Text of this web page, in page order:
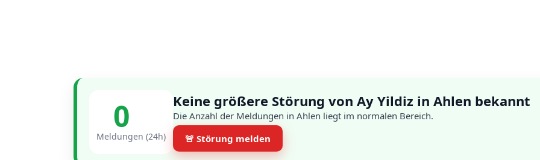
0
Meldungen (24h)
Keine größere Störung von Ay Yildiz in Ahlen bekannt
Die Anzahl der Meldungen in Ahlen liegt im normalen Bereich.
🚨 Störung melden